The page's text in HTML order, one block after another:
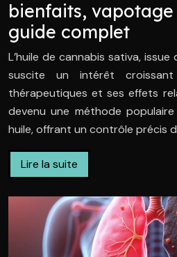
bienfaits,
guide complet
L’huile de cannabis sativa,
suscite un intérêt
thérapeutiques et ses effets
devenu une méthode
huile, offrant un contrôle précis
Lire la suite